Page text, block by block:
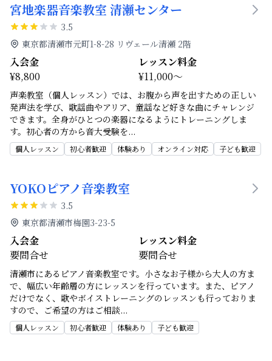
宮地楽器音楽教室 清瀬センター
3.5
東京都清瀬市元町1-8-28 リヴェール清瀬 2階
入会金
¥8,800
レッスン料金
¥11,000～
声楽教室（個人レッスン）では、お腹から声を出すための正しい
発声法を学び、歌謡曲やアリア、童謡など好きな曲にチャレンジ
できます。全身がひとつの楽器になるようにトレーニングしま
す。初心者の方から音大受験を...
個人レッスン 初心者歓迎 体験あり オンライン対応 子ども歓迎
YOKOピアノ音楽教室
3.5
東京都清瀬市梅園3-23-5
入会金
要問合せ
レッスン料金
要問合せ
清瀬市にあるピアノ音楽教室です。小さなお子様から大人の方ま
で、幅広い年齢層の方にレッスンを行っています。また、ピアノ
だけでなく、歌やボイストレーニングのレッスンも行っておりま
すので、ご希望の方はご相談...
個人レッスン 初心者歓迎 体験あり 子ども歓迎